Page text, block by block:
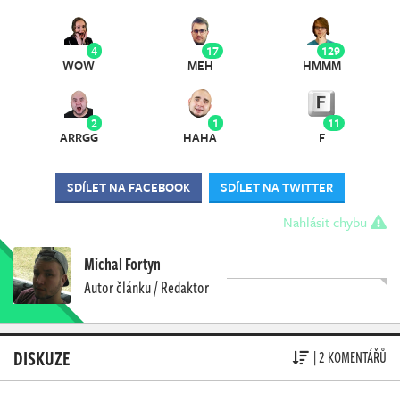
4
WOW
17
MEH
129
HMMM
2
ARRGG
1
HAHA
11
F
SDÍLET NA FACEBOOK SDÍLET NA TWITTER
Nahlásit chybu
Michal Fortyn
Autor článku / Redaktor
DISKUZE | 2 KOMENTÁŘŮ